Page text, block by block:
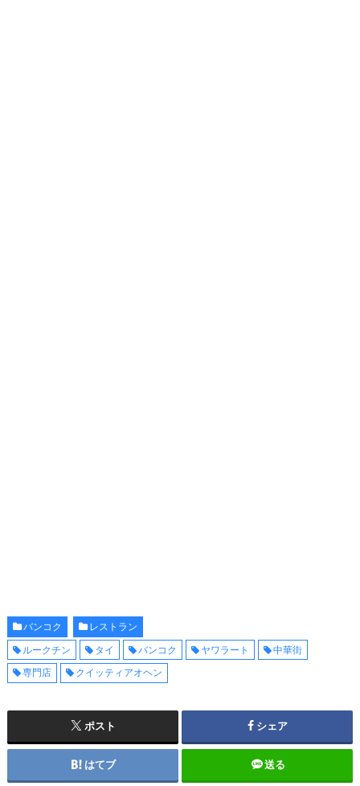
バンコク
レストラン
ルークチン
タイ バンコク ヤワラート
中華街
専門店
クイッティアオヘン
ポスト シェア
はてブ 送る